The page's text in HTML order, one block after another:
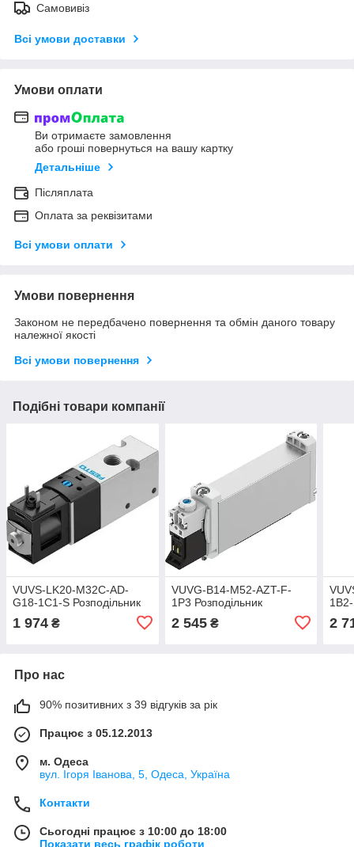
Самовивіз
Всі умови доставки
Умови оплати
Ви отримаєте замовлення
або гроші повернуться на вашу картку
Детальніше
Післяплата
Оплата за реквізитами
Всі умови оплати
Умови повернення
Законом не передбачено повернення та обмін даного товару
належної якості
Всі умови повернення
Подібні товари компанії
VUVS-LK20-M32C-AD-
G18-1C1-S Розподільник
1 974 ₴
VUVG-B14-M52-AZT-F-
1P3 Розподільник
2 545₴ 2
Про нас
90% позитивних з 39 відгуків за рік
Працює з 05.12.2013
м. Одеса
вул. Ігоря Іванова, 5, Одеса, Україна
Контакти
Сьогодні працює з 10:00 до 18:00
Показати весь графік роботи